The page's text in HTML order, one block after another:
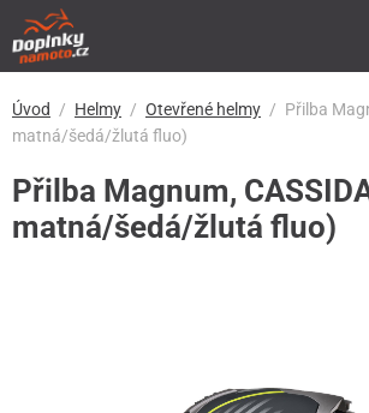
Úvod Helmy Otevřené helmy
Přilba
matná/šedá/žlutá fluo)
Přilba Magnum,
matná/šedá/žlutá fluo)